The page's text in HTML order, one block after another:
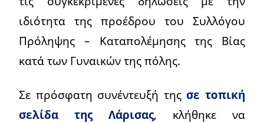
ιδιότητα της προέδρου του Συλλόγου
Πρόληψης – Καταπολέμησης της Βίας
κατά των Γυναικών της πόλης.
Σε πρόσφατη συνέντευξή τηςσε τοπική
σελίδα της Λάρισας, κλήθηκε να